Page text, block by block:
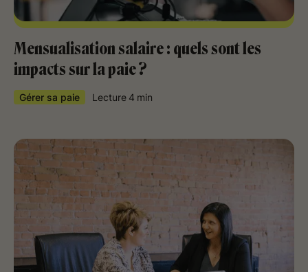
Mensualisation salaire : quels sont les
impacts sur la paie ?
Gérer sa paie Lecture 4 min